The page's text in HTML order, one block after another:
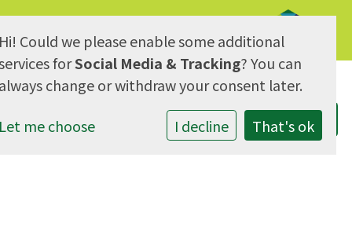
AVG & Privacy
Could we please enable some additional
forSocial Media & Tracking? You can
change or withdraw your consent later.
me choose
I decline That's ok